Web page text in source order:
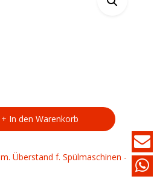
In den Warenkorb
Überstand f. Spülmaschinen -